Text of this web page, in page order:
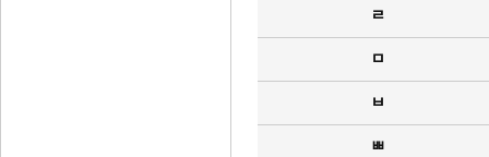
ㄹ
ㅁ
ㅂ
ㅃ